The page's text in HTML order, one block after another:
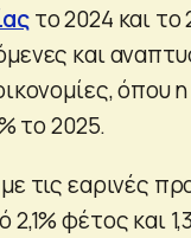
το 2024 και το
και
όπου
το 2025.
τις εαρινές
φέτος και